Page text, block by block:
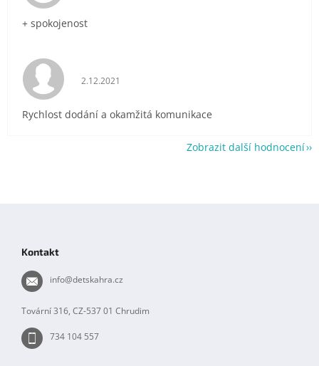
+ spokojenost
Hodnocení obchodu je 5 z 5 hvězdiček.
2.12.2021
Rychlost dodání a okamžitá komunikace
Zobrazit další hodnocení
Kontakt
info@detskahra.cz
Tovární 316, CZ-537 01 Chrudim
734 104 557